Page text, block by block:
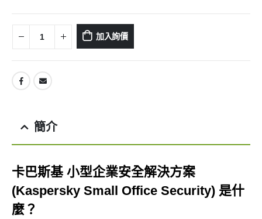
加入詢價
簡介
卡巴斯基 小型企業安全解決方案
(Kaspersky Small Office Security) 是什
麼？